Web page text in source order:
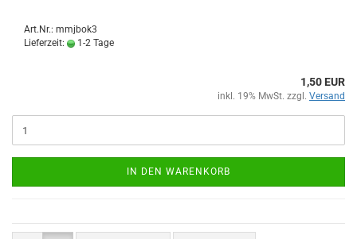
Art.Nr.: mmjbok3
Lieferzeit:
1-2 Tage
1,50 EUR
inkl. 19% MwSt. zzgl. Versand
IN DEN WARENKORB